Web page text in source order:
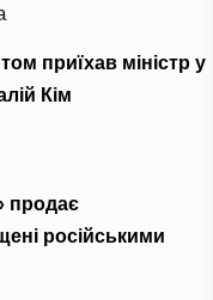
приїхав міністр у
Кім
продає
російськими